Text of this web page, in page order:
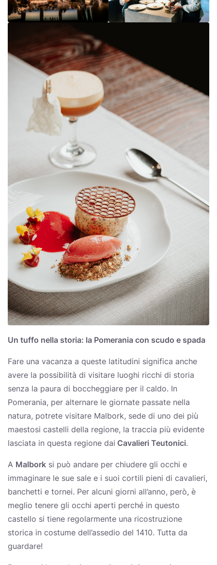
Un tuffo nella storia: la Pomerania con scudo e spada
Fare una vacanza a queste latitudini significa anche
avere la possibilità di visitare luoghi ricchi di storia
senza la paura di boccheggiare per il caldo. In
Pomerania, per alternare le giornate passate nella
natura, potrete visitare Malbork, sede di uno dei più
maestosi castelli della regione, la traccia più evidente
lasciata in questa regione dai Cavalieri Teutonici.
A Malbork si può andare per chiudere gli occhi e
immaginare le sue sale e i suoi cortili pieni di cavalieri,
banchetti e tornei. Per alcuni giorni all’anno, però, è
meglio tenere gli occhi aperti perché in questo
castello si tiene regolarmente una ricostruzione
storica in costume dell’assedio del 1410. Tutta da
guardare!